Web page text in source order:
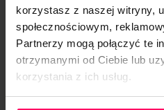
korzystasz z naszej witryny,
społecznościowym,
Partnerzy mogą połączyć te
otrzymanymi od Ciebie lub
korzystania z ich usług.
kluczowych powinna być
regularnie, najlepiej razem
Dotyczy to w
wprowadzenie nowych
dodanie podstron,